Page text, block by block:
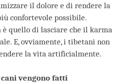
il dolore e di rendere la
confortevole possibile.
quello di lasciare che il karma
E, ovviamente, i tibetani non
la vita artificialmente.
vengono fatti